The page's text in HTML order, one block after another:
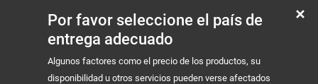
Por favor seleccione el país de
entrega adecuado
Algunos factores como el precio de los productos, su
disponibilidad u otros servicios pueden verse afectados